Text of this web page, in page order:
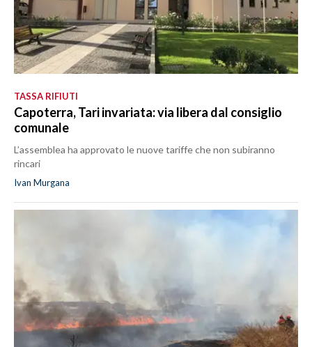
TASSA RIFIUTI
Capoterra, Tari invariata: via libera dal consiglio
comunale
L’assemblea ha approvato le nuove tariffe che non subiranno
rincari
Ivan Murgana